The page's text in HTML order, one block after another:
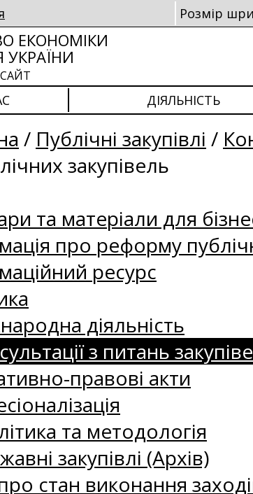
Розмір
ЕКОНОМІКИ
УКРАЇНИ
ДІЯЛЬНІСТЬ
/ Публічні закупівлі /
закупівель
та матеріали для
про реформу
ресурс
діяльність
з питань
правові акти
та методологія
закупівлі (Архів)
стан виконання